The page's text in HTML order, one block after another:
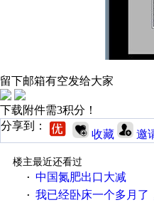
留下邮箱有空发给大家
下载附件需3积分！
分享到：
收藏 邀
楼主最近还看过
· 中国氮肥出口大减
· 我已经卧床一个多月了，是出去安装机械手在高速遭遇车祸所致: